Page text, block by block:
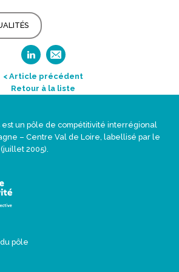
< Article précédent
Retour à la liste
un pôle de compétitivité interrégional
– Centre Val de Loire, labellisé par le
2005).
pôle